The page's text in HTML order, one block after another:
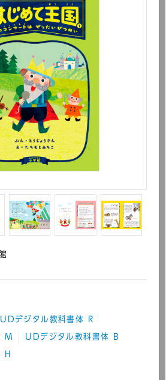
思考
門編
Z会 グレードアップワー
ク 英語
辞
UDデジタル教科書体 R
M UDデジタル教科書体 B
H